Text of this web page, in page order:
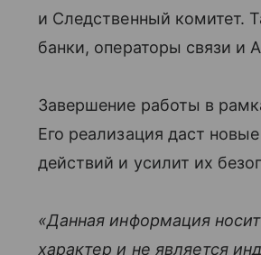
и Следственный комитет.
банки, операторы связи и
Завершение работы в
Его реализация даст
действий и усилит их
«Данная информация
характер и не является